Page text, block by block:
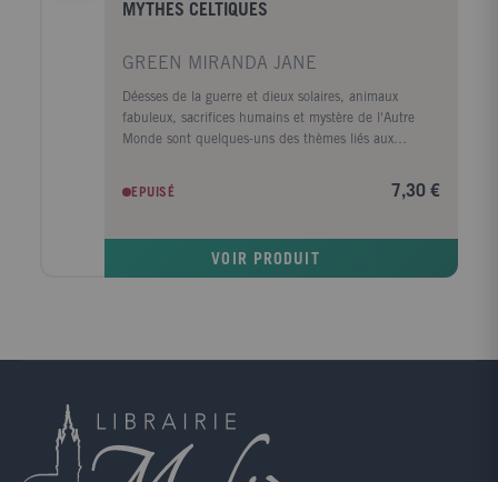
MYTHES CELTIQUES
GREEN MIRANDA JANE
Déesses de la guerre et dieux solaires, animaux
fabuleux, sacrifices humains et mystère de l'Autre
Monde sont quelques-uns des thèmes liés aux
l'Europe entre 600 avant J. -C. et 400 après J. -C.
du pays de Galles fut consigné à une période
avec le surnaturel.
EPUISÉ 7,30 €
VOIR PRODUIT